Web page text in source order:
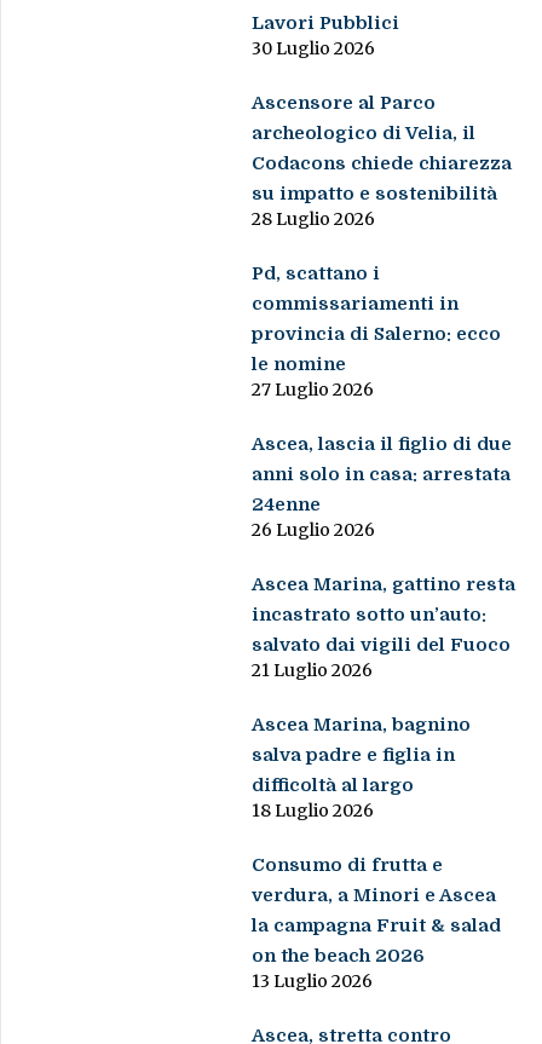
Lavori Pubblici
30 Luglio 2026
Ascensore al Parco
archeologico di Velia, il
Codacons chiede chiarezza
su impatto e sostenibilità
28 Luglio 2026
Pd, scattano i
commissariamenti in
provincia di Salerno: ecco
le nomine
27 Luglio 2026
Ascea, lascia il figlio di due
anni solo in casa: arrestata
24enne
26 Luglio 2026
Ascea Marina, gattino resta
incastrato sotto un’auto:
salvato dai vigili del Fuoco
21 Luglio 2026
Ascea Marina, bagnino
salva padre e figlia in
difficoltà al largo
18 Luglio 2026
Consumo di frutta e
verdura, a Minori e Ascea
la campagna Fruit & salad
on the beach 2026
13 Luglio 2026
Ascea, stretta contro